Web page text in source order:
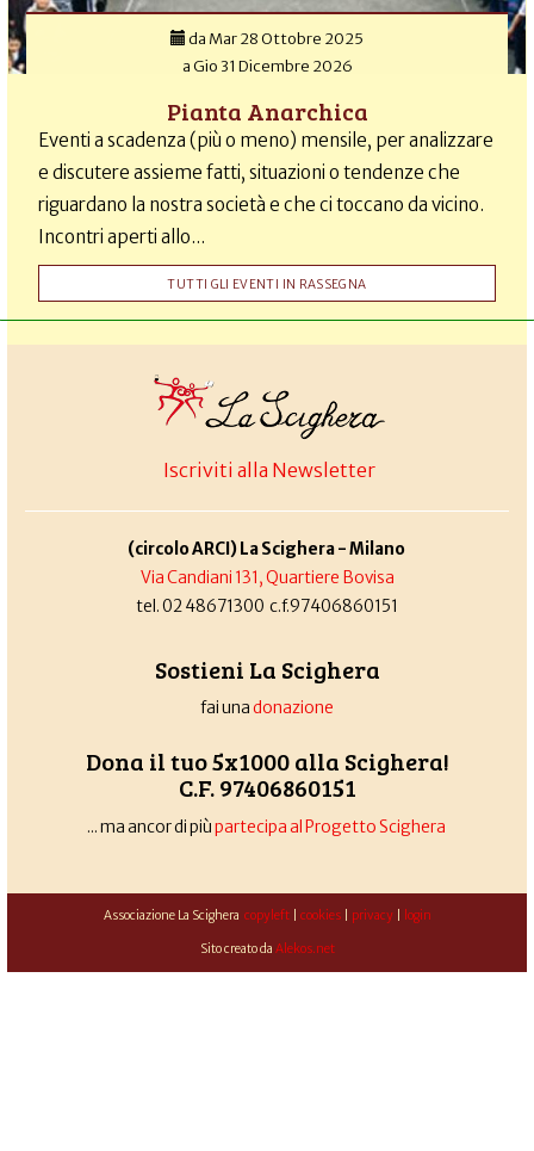
da Mar 28 Ottobre 2025
aGio 31 Dicembre 2026
Pianta Anarchica
Eventi a scadenza (più o meno) mensile, per analizzare
e discutere assieme fatti, situazioni o tendenze che
riguardano la nostra società e che ci toccano da vicino.
Incontri aperti allo...
TUTTI GLI EVENTI IN RASSEGNA
Iscriviti alla Newsletter
(circolo ARCI) La Scighera - Milano
Via Candiani 131, Quartiere Bovisa
tel. 02 48671300 c.f.97406860151
Sostieni La Scighera
fai unadonazione
Dona il tuo 5x1000 alla Scighera!
C.F. 97406860151
... ma ancor di piùpartecipa al Progetto Scighera
Associazione La Scighera copyleft| cookies| privacy| login
Sito creato da Alekos.net